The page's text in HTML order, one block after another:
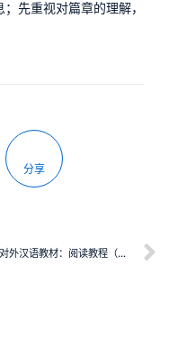
先重视对篇章的理解，
分享
21世纪对外汉语教材：阅读教程（6）